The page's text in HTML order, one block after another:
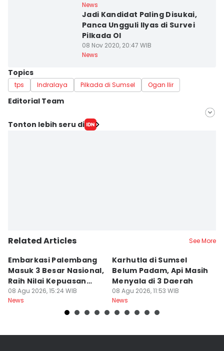
News
Jadi Kandidat Paling Disukai,
Panca Ungguli Ilyas di Survei
Pilkada OI
08 Nov 2020, 20:47 WIB
News
Topics
tps Indralaya Pilkada di Sumsel Ogan Ilir
Editorial Team
Editor
Tonton lebih seru di
Related Articles See More
Embarkasi Palembang
Masuk 3 Besar Nasional,
Raih Nilai Kepuasan
86,65
08 Agu 2026, 15:24 WIB
News
Karhutla di Sumsel
Belum Padam, Api Masih
Menyala di 3 Daerah
08 Agu 2026, 11:53 WIB
News